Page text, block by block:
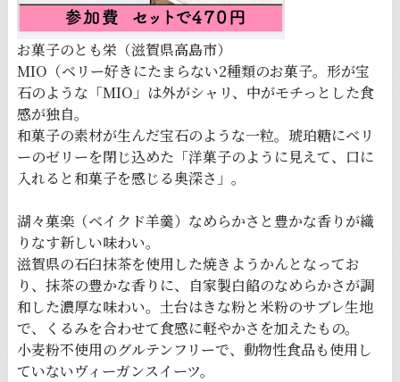
お菓子のとも栄（滋賀県高島市）
MIO（ベリー好きにたまらない2種類のお菓子。形が宝
石のような「MIO」は外がシャリ、中がモチっとした食
感が独自。
和菓子の素材が生んだ宝石のような一粒。琥珀糖にベリ
ーのゼリーを閉じ込めた「洋菓子のように見えて、口に
入れると和菓子を感じる奥深さ」。
湖々菓楽（ベイクド羊羹）なめらかさと豊かな香りが織
りなす新しい味わい。
滋賀県の石臼抹茶を使用した焼きようかんとなってお
り、抹茶の豊かな香りに、自家製白餡のなめらかさが調
和した濃厚な味わい。土台はきな粉と米粉のサブレ生地
で、くるみを合わせて食感に軽やかさを加えたもの。
小麦粉不使用のグルテンフリーで、動物性食品も使用し
ていないヴィーガンスイーツ。